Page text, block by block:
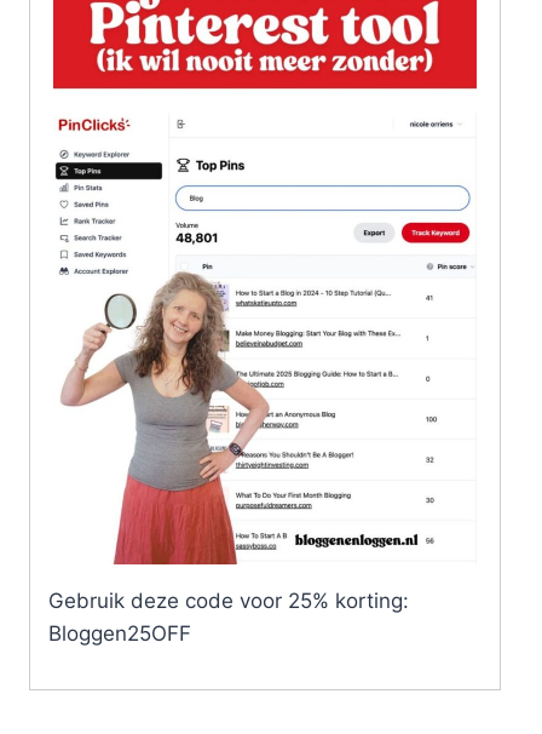
Gebruik deze code voor 25% korting:
Bloggen25OFF